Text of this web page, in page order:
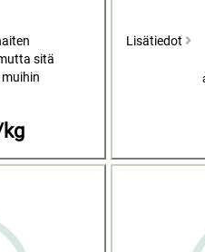
sitä
Lisätiedot